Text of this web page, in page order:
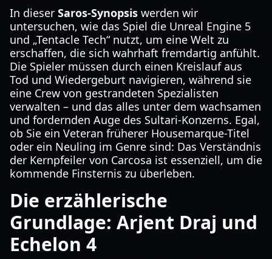
In dieser Saros-Synopsis werden wir
untersuchen, wie das Spiel die Unreal Engine 5
und „Tentacle Tech“ nutzt, um eine Welt zu
erschaffen, die sich wahrhaft fremdartig anfühlt.
Die Spieler müssen durch einen Kreislauf aus
Tod und Wiedergeburt navigieren, während sie
eine Crew von gestrandeten Spezialisten
verwalten – und das alles unter dem wachsamen
und fordernden Auge des Sultari-Konzerns. Egal,
ob Sie ein Veteran früherer Housemarque-Titel
oder ein Neuling im Genre sind: Das Verständnis
der Kernpfeiler von Carcosa ist essenziell, um die
kommende Finsternis zu überleben.
Die erzählerische
Grundlage: Arjent Draj und
Echelon 4